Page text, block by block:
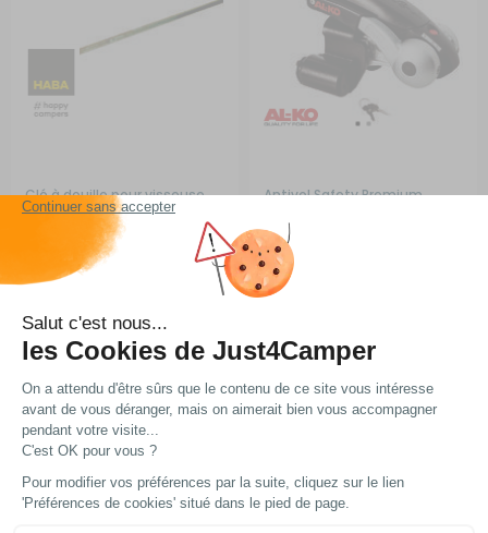
Clé à douille pour visseuse
(2)
RG-1Q44141
A partir de :
9,50 €
Choisir le modèle
En stock
Antivol Safety Premium
A partir de :
199 €
Choisir le modèle